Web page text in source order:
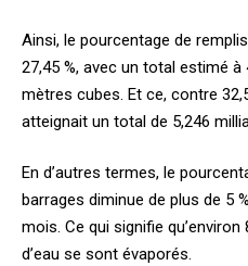
Ainsi, le pourcentage de
27,45 %, avec un total estimé
mètres cubes. Et ce, contre
atteignait un total de 5,246
En d’autres termes, le
barrages diminue de plus de 5
mois. Ce qui signifie
d’eau se sont évaporés.